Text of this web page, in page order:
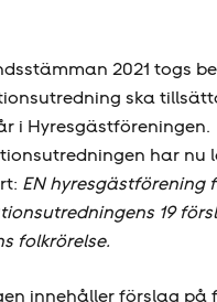
2021 togs
ska
i Hyresgäst­föreningen.
har nu
EN hyresgäst­förening
19
folkrörelse.
innehåller förslag på